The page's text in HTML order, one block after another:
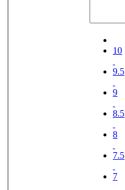
10
9.5
9
8.5
8
7.5
7